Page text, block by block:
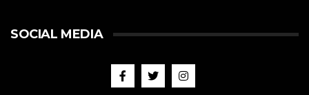
SOCIAL MEDIA